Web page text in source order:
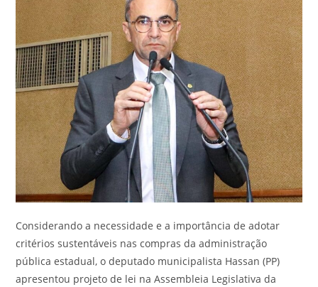
Considerando a necessidade e a importância de adotar
critérios sustentáveis nas compras da administração
pública estadual, o deputado municipalista Hassan (PP)
apresentou projeto de lei na Assembleia Legislativa da